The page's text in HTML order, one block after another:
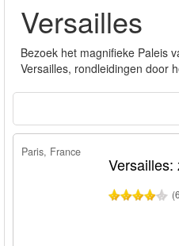
Versailles
Bezoek het magnifieke Paleis
Versailles, rondleidingen door
Paris, France